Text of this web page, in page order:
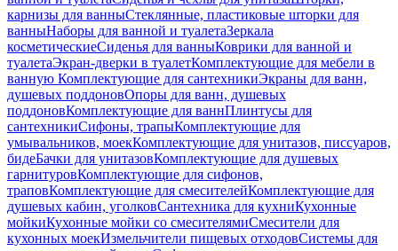
карнизы для ванныСтеклянные, пластиковые шторки для
ванныНаборы для ванной и туалетаЗеркала
косметическиеСиденья для ванныКоврики для ванной и
туалетаЭкран-дверки в туалетКомплектующие для мебели в
ванную Комплектующие для сантехникиЭкраны для ванн,
душевых поддоновОпоры для ванн, душевых
поддоновКомплектующие для ваннПлинтусы для
сантехникиСифоны, трапыКомплектующие для
умывальников, моекКомплектующие для унитазов, писсуаров,
бидеБачки для унитазовКомплектующие для душевых
гарнитуровКомплектующие для сифонов,
траповКомплектующие для смесителейКомплектующие для
душевых кабин, уголковСантехника для кухниКухонные
мойкиКухонные мойки со смесителямиСмесители для
кухонных моекИзмельчители пищевых отходовСистемы для